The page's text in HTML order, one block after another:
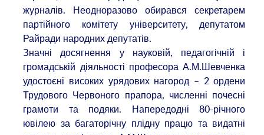
журналів. Неодноразово обирався секретарем
партійного комітету університету, депутатом
Райради народних депутатів.
Значні досягнення у науковій, педагогічній і
громадській діяльності професора А.М.Шевченка
удостоєні високих урядових нагород – 2 ордени
Трудового Червоного прапора, численні почесні
грамоти та подяки. Напередодні 80-річного
ювілею за багаторічну плідну працю та видатні